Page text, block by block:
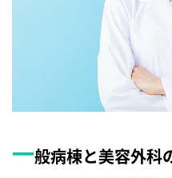
一般病棟と美容外科